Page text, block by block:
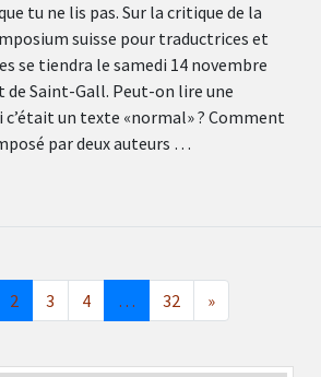
tu ne lis pas. Sur la critique de la
suisse pour traductrices et
se tiendra le samedi 14 novembre
de Saint-Gall. Peut-on lire une
un texte «normal» ? Comment
par deux auteurs …
2 3 4 … 32 »